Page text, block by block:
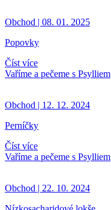
Obchod | 08. 01. 2025
Popovky
Číst více
Vaříme a pečeme s Psylliem
Obchod | 12. 12. 2024
Perníčky
Číst více
Vaříme a pečeme s Psylliem
Obchod | 22. 10. 2024